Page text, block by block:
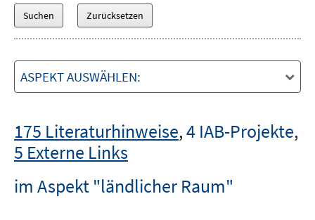
ASPEKT AUSWÄHLEN:
175 Literaturhinweise,4 IAB-Projekte,
5 Externe Links
im Aspekt "ländlicher Raum"